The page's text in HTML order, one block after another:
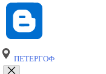
ПЕТЕРГОФ